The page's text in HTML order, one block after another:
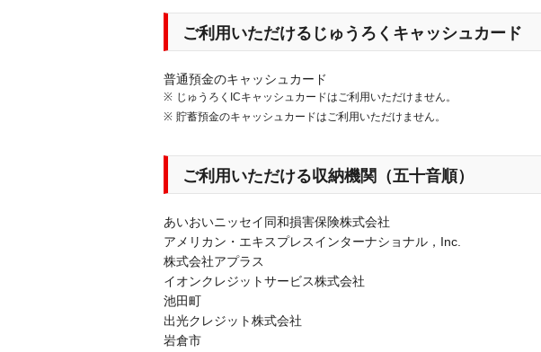
ご利用いただけるじゅうろくキャッシュカード
普通預金のキャッシュカード
じゅうろくICキャッシュカードはご利用いただけません。
貯蓄預金のキャッシュカードはご利用いただけません。
ご利用いただける収納機関（五十音順）
あいおいニッセイ同和損害保険株式会社
アメリカン・エキスプレスインターナショナル，Inc.
株式会社アプラス
イオンクレジットサービス株式会社
池田町
出光クレジット株式会社
岩倉市